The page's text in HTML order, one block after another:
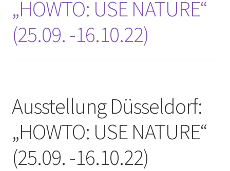
Zeichnen/Kolorieren
Zubehör
Bücher
„HOWTO: USE NATURE“
(25.09. -16.10.22)
Ausstellung Düsseldorf:
„HOWTO: USE NATURE“
(25.09. -16.10.22)